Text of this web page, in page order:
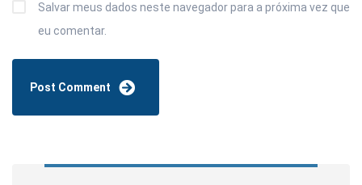
Salvar meus dados neste navegador para a próxima vez que
eu comentar.